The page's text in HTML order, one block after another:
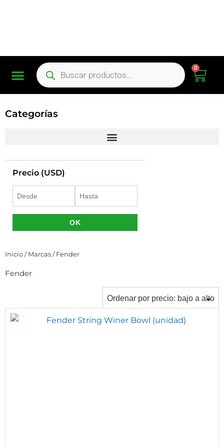
0
Categorías
Precio (USD)
OK
Inicio/Marcas/ Fender
Fender